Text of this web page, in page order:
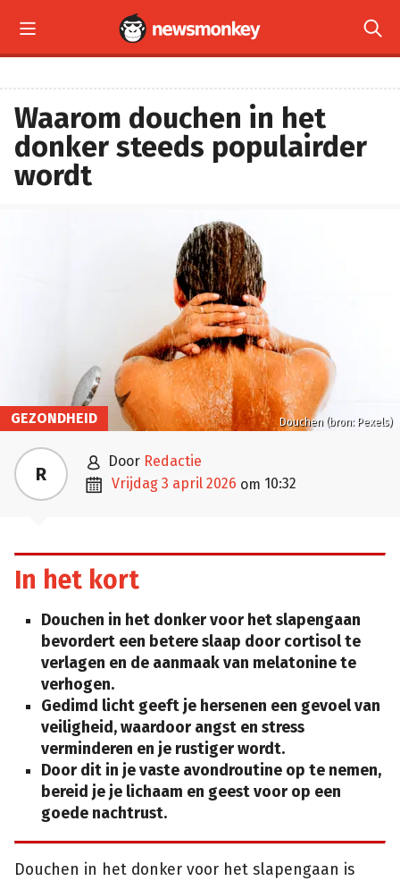
 
Waarom douchen in het
donker steeds populairder
wordt
Douchen (bron: Pexels)
GEZONDHEID
R  door Redactie
 vrijdag 3 april 2026 om 10:32
In het kort
Douchen in het donker voor het slapengaan
bevordert een betere slaap door cortisol te
verlagen en de aanmaak van melatonine te
verhogen.
Gedimd licht geeft je hersenen een gevoel van
veiligheid, waardoor angst en stress
verminderen en je rustiger wordt.
Door dit in je vaste avondroutine op te nemen,
bereid je je lichaam en geest voor op een
goede nachtrust.
Douchen in het donker voor het slapengaan is